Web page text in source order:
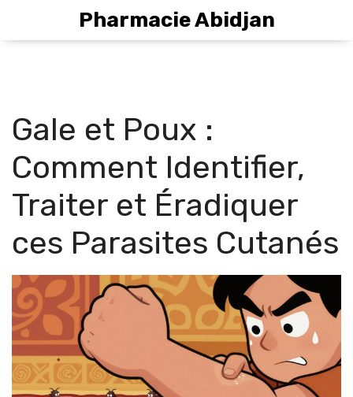
Pharmacie Abidjan
Gale et Poux :
Comment Identifier,
Traiter et Éradiquer
ces Parasites Cutanés